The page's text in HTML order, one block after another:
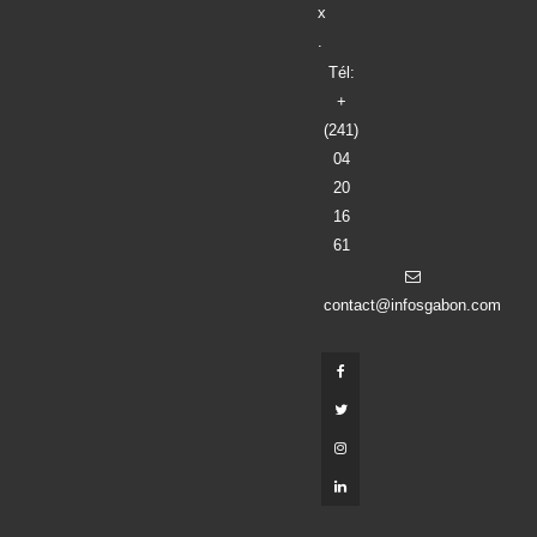
x
.
Tél:
+
(241)
04
20
16
61
contact@infosgabon.com